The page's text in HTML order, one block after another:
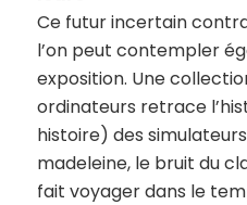
Ce futur incertain
l’on peut contempler
exposition. Une
ordinateurs retrace
histoire) des
madeleine, le bruit du
fait voyager dans le